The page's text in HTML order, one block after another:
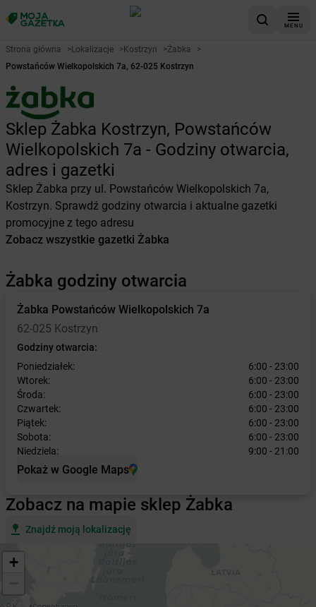
MENU
Strona główna >Lokalizacje >Kostrzyn >Żabka
>
Powstańców Wielkopolskich 7a, 62-025 Kostrzyn
Sklep Żabka Kostrzyn, Powstańców
Wielkopolskich 7a - Godziny otwarcia,
adres i gazetki
Sklep Żabka przy ul. Powstańców Wielkopolskich 7a,
Kostrzyn. Sprawdź godziny otwarcia i aktualne gazetki
promocyjne z tego adresu
Zobacz wszystkie gazetki Żabka
Żabka godziny otwarcia
Żabka Powstańców Wielkopolskich 7a
62-025 Kostrzyn
Godziny otwarcia:
Poniedziałek:
6:00 - 23:00
Wtorek:
6:00 - 23:00
Środa:
6:00 - 23:00
Czwartek:
6:00 - 23:00
Piątek:
6:00 - 23:00
Sobota:
6:00 - 23:00
Niedziela:
9:00 - 21:00
Pokaż w Google Maps
Zobacz na mapie sklep Żabka
Znajdź moją lokalizację
+